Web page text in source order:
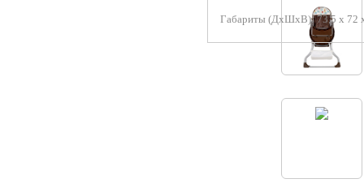
Габариты (ДхШхВ): 73,5 х 72